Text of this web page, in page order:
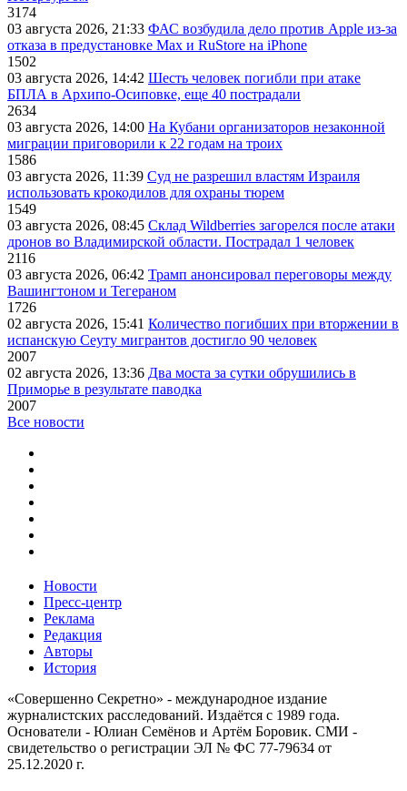
3174
03 августа 2026, 21:33 ФАС возбудила дело против Apple из-за
отказа в предустановке Max и RuStore на iPhone
1502
03 августа 2026, 14:42 Шесть человек погибли при атаке
БПЛА в Архипо-Осиповке, еще 40 пострадали
2634
03 августа 2026, 14:00 На Кубани организаторов незаконной
миграции приговорили к 22 годам на троих
1586
03 августа 2026, 11:39 Суд не разрешил властям Израиля
использовать крокодилов для охраны тюрем
1549
03 августа 2026, 08:45 Склад Wildberries загорелся после атаки
дронов во Владимирской области. Пострадал 1 человек
2116
03 августа 2026, 06:42 Трамп анонсировал переговоры между
Вашингтоном и Тегераном
1726
02 августа 2026, 15:41 Количество погибших при вторжении в
испанскую Сеуту мигрантов достигло 90 человек
2007
02 августа 2026, 13:36 Два моста за сутки обрушились в
Приморье в результате паводка
2007
Все новости
Новости
Пресс-центр
Реклама
Редакция
Авторы
История
«Совершенно Секретно» - международное издание
журналистских расследований. Издаётся с 1989 года.
Основатели - Юлиан Семёнов и Артём Боровик. CМИ -
свидетельство о регистрации ЭЛ № ФС 77-79634 от
25.12.2020 г.